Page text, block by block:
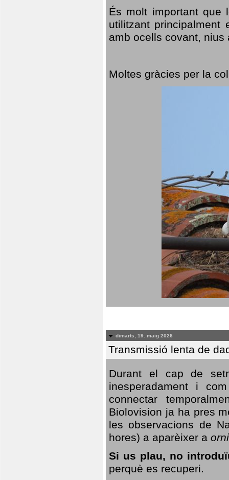
És molt important que
utilitzant
amb ocells covant,
Moltes gràcies per la
dimarts, 19. maig 2026
Transmissió lenta de
Durant el cap de
inesperadament i
connectar
Biolovision ja ha pres
les observacions de
hores) a aparèixer a
Si us plau, no
perquè es recuperi.